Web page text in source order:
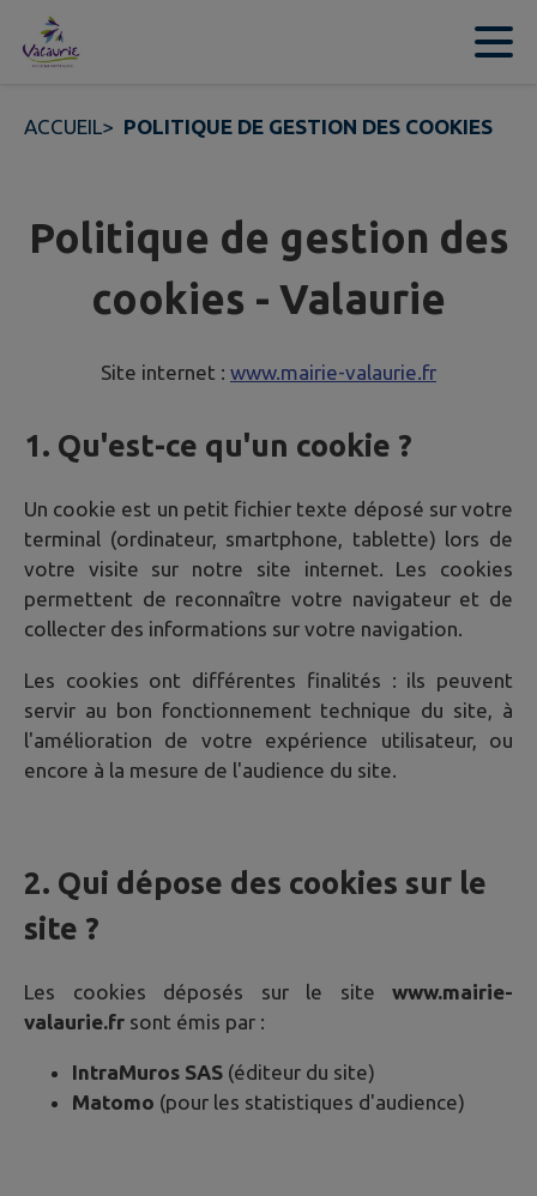
Contenu
ACCUEIL> POLITIQUE DE GESTION DES COOKIES
Politique de gestion des
cookies - Valaurie
Site internet : www.mairie-valaurie.fr
1. Qu'est-ce qu'un cookie ?
Un cookie est un petit fichier texte déposé sur votre
terminal (ordinateur, smartphone, tablette) lors de
votre visite sur notre site internet. Les cookies
permettent de reconnaître votre navigateur et de
collecter des informations sur votre navigation.
Les cookies ont différentes finalités : ils peuvent
servir au bon fonctionnement technique du site, à
l'amélioration de votre expérience utilisateur, ou
encore à la mesure de l'audience du site.
2. Qui dépose des cookies sur le
site ?
Les cookies déposés sur le site www.mairie-
valaurie.fr sont émis par :
IntraMuros SAS (éditeur du site)
Matomo (pour les statistiques d'audience)